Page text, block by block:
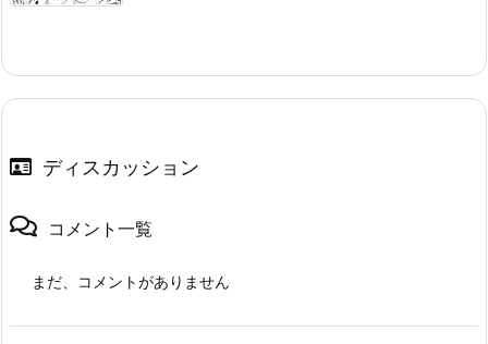
ディスカッション
コメント一覧
まだ、コメントがありません